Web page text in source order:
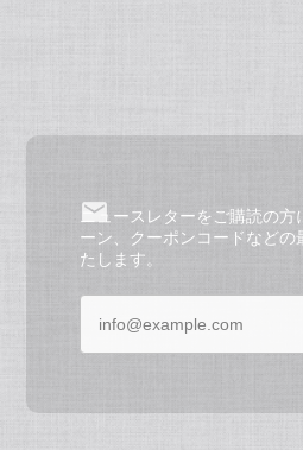
ニュースレターをご購読の
ーン、クーポンコードなどの
たします。